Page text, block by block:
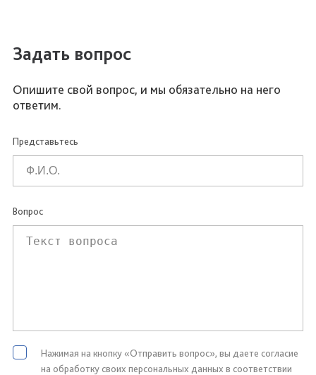
Задать вопрос
Опишите свой вопрос, и мы обязательно на него
ответим.
Представьтесь
Вопрос
Нажимая на кнопку «Отправить вопрос», вы даете согласие
на обработку своих персональных данных в соответствии